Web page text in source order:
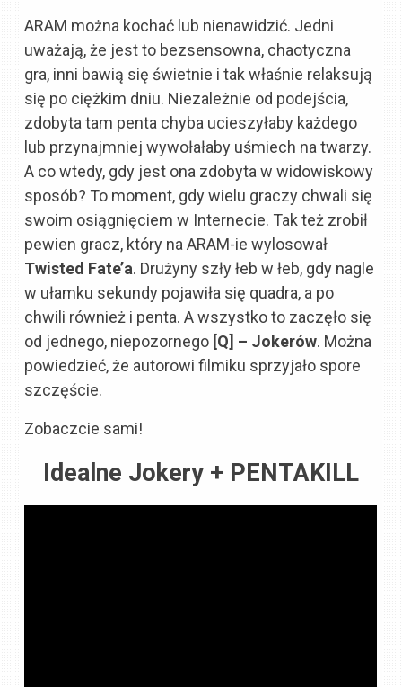
ARAM można kochać lub nienawidzić. Jedni
uważają, że jest to bezsensowna, chaotyczna
gra, inni bawią się świetnie i tak właśnie relaksują
się po ciężkim dniu. Niezależnie od podejścia,
zdobyta tam penta chyba ucieszyłaby każdego
lub przynajmniej wywołałaby uśmiech na twarzy.
A co wtedy, gdy jest ona zdobyta w widowiskowy
sposób? To moment, gdy wielu graczy chwali się
swoim osiągnięciem w Internecie. Tak też zrobił
pewien gracz, który na ARAM-ie wylosował
Twisted Fate’a. Drużyny szły łeb w łeb, gdy nagle
w ułamku sekundy pojawiła się quadra, a po
chwili również i penta. A wszystko to zaczęło się
od jednego, niepozornego [Q] – Jokerów. Można
powiedzieć, że autorowi filmiku sprzyjało spore
szczęście.
Zobaczcie sami!
Idealne Jokery + PENTAKILL